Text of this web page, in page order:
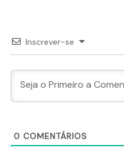
Inscrever-se
0 COMENTÁRIOS